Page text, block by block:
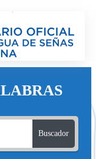
Buscador